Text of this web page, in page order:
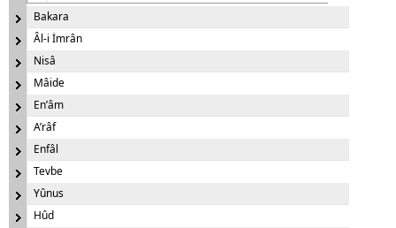
Bakara
Âl-i İmrân
Nisâ
Mâide
En’âm
A’râf
Enfâl
Tevbe
Yûnus
Hûd